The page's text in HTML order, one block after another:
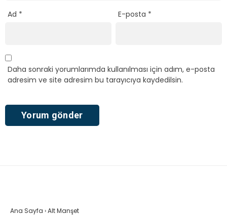
Ad * E-posta *
Daha sonraki yorumlarımda kullanılması için adım, e-posta
adresim ve site adresim bu tarayıcıya kaydedilsin.
Ana Sayfa ›Alt Manşet